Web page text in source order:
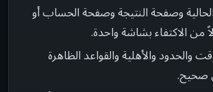
وصفحة النتيجة وصفحة الحساب أو
من الاكتفاء بشاشة واحدة.
والحدود والأهلية والقواعد الظاهرة
صحيح.